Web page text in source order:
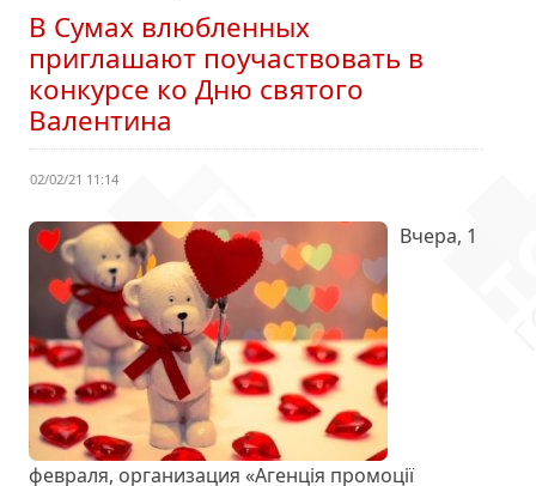
В Сумах влюбленных
приглашают поучаствовать в
конкурсе ко Дню святого
Валентина
02/02/21 11:14
Вчера, 1
февраля, организация «Агенція промоції